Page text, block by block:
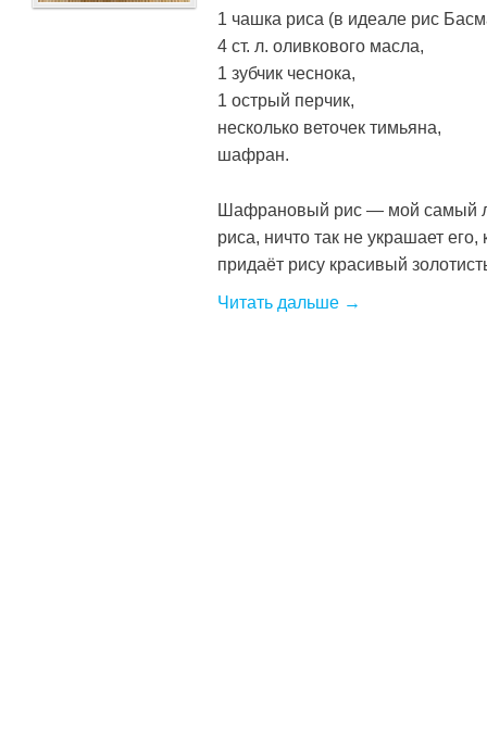
1 чашка риса (в идеале рис
4 ст. л. оливкового масла,
1 зубчик чеснока,
1 острый перчик,
несколько веточек тимьяна,
шафран.
Шафрановый рис — мой самый
риса, ничто так не украшает
придаёт рису красивый
Читать дальше →